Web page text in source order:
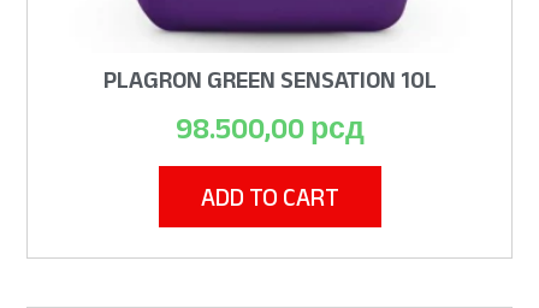
PLAGRON GREEN SENSATION 10L
98.500,00 рсд
ADD TO CART